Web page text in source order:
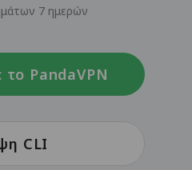
7 ημερών
PandaVPN
CLI